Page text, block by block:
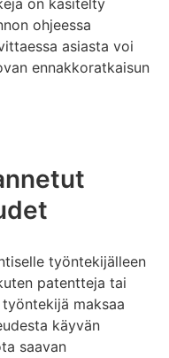
on käsitelty
ohjeessa
asiasta voi
ennakkoratkaisun
työntekijälleen
patentteja tai
maksaa
käyvän
saavan